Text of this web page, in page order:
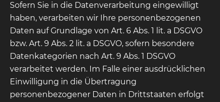
Sofern Sie in die Datenverarbeitung eingewilligt
haben, verarbeiten wir Ihre personenbezogenen
Daten auf Grundlage von Art. 6 Abs. 1 lit. a DSGVO
bzw. Art. 9 Abs. 2 lit. a DSGVO, sofern besondere
Datenkategorien nach Art. 9 Abs. 1 DSGVO
verarbeitet werden. Im Falle einer ausdrücklichen
Einwilligung in die Übertragung
personenbezogener Daten in Drittstaaten erfolgt